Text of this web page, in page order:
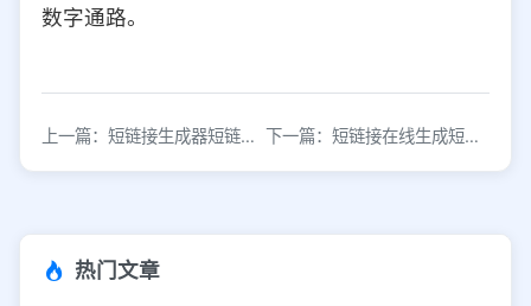
数字通路。
上一篇：短链接生成器短链接生成工具 下一篇：短链接在线生成短网址工具，免费短链接生成器
热门文章